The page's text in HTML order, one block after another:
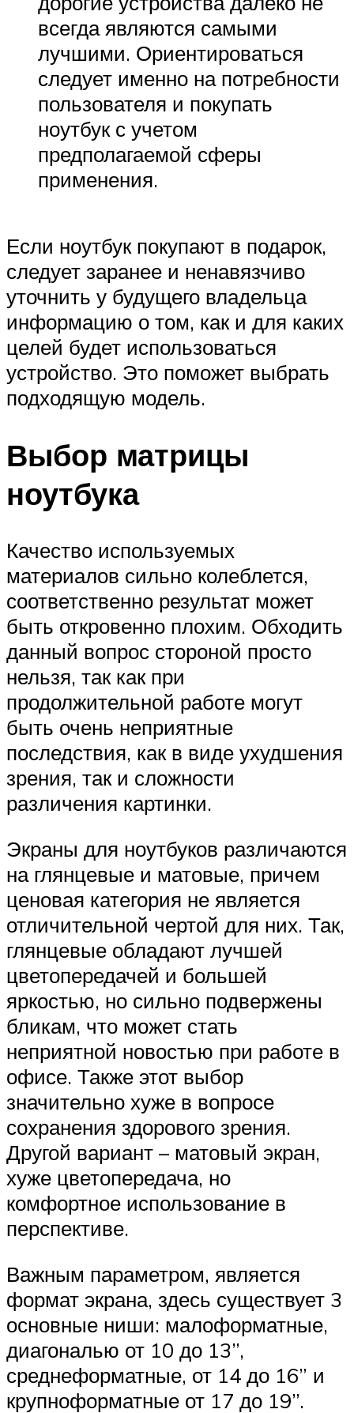
всегда являются самыми
лучшими. Ориентироваться
следует именно на потребности
пользователя и покупать
ноутбук с учетом
предполагаемой сферы
применения.
Если ноутбук покупают в подарок,
следует заранее и ненавязчиво
уточнить у будущего владельца
информацию о том, как и для каких
целей будет использоваться
устройство. Это поможет выбрать
подходящую модель.
Выбор матрицы
ноутбука
Качество используемых
материалов сильно колеблется,
соответственно результат может
быть откровенно плохим. Обходить
данный вопрос стороной просто
нельзя, так как при
продолжительной работе могут
быть очень неприятные
последствия, как в виде ухудшения
зрения, так и сложности
различения картинки.
Экраны для ноутбуков различаются
на глянцевые и матовые, причем
ценовая категория не является
отличительной чертой для них. Так,
глянцевые обладают лучшей
цветопередачей и большей
яркостью, но сильно подвержены
бликам, что может стать
неприятной новостью при работе в
офисе. Также этот выбор
значительно хуже в вопросе
сохранения здорового зрения.
Другой вариант – матовый экран,
хуже цветопередача, но
комфортное использование в
перспективе.
Важным параметром, является
формат экрана, здесь существует 3
основные ниши: малоформатные,
диагональю от 10 до 13”,
среднеформатные, от 14 до 16” и
крупноформатные от 17 до 19”.